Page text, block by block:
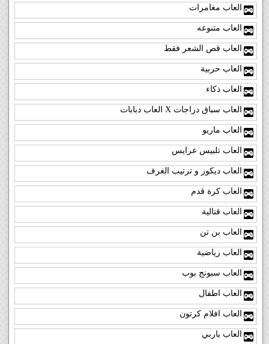
العاب مغامرات
العاب متنوعه
العاب قص الشعر فقط
العاب حربية
العاب ذكاء
العاب سباق دراجات X العاب دبابات
العاب ماريو
العاب تلبيس عرايس
العاب ديكور و ترتيب الغرف
العاب كرة قدم
العاب قتالية
العاب بن تن
العاب رياضية
العاب سبونج بوب
العاب اطفال
العاب افلام كرتون
العاب باربي